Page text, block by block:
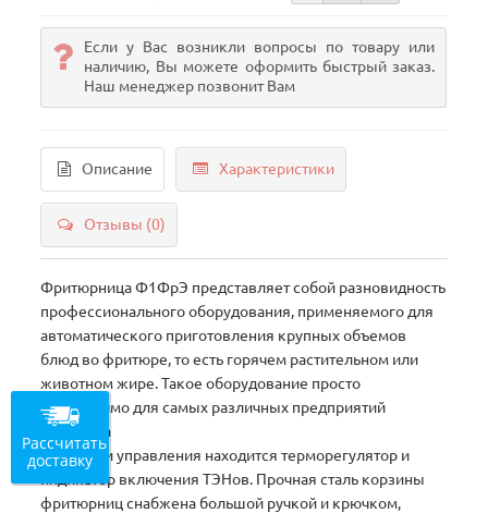
Если у Вас возникли вопросы по товару или
наличию, Вы можете оформить быстрый заказ.
Наш менеджер позвонит Вам
Описание Характеристики
Отзывы (0)
Фритюрница Ф1ФрЭ представляет собой разновидность
профессионального оборудования, применяемого для
автоматического приготовления крупных объемов
блюд во фритюре, то есть горячем растительном или
животном жире. Такое оборудование просто
незаменимо для самых различных предприятий
общепита
На панели управления находится терморегулятор и
индикатор включения ТЭНов. Прочная сталь корзины
фритюрниц снабжена большой ручкой и крючком,
Рассчитать
доставку